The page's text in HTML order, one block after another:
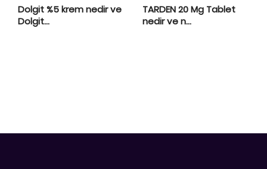
Dolgit %5 krem nedir ve
Dolgit...
TARDEN 20 Mg Tablet
nedir ve n...